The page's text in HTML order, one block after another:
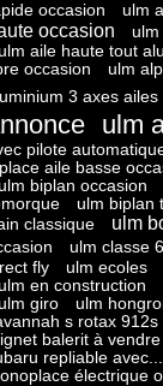
occasion
ulm
occasion
ulm
aile haute tout
occasion
ulm
3 axes ailes
ulm
pilote
aile basse
biplan occasion
ulm biplan
classique
ulm
ulm classe 6
fly
ulm ecoles
en construction
giro
ulm
s rotax 912s
balerit à
repliable avec...
électrique